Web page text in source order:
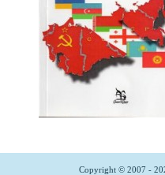
Copyright © 2007 -